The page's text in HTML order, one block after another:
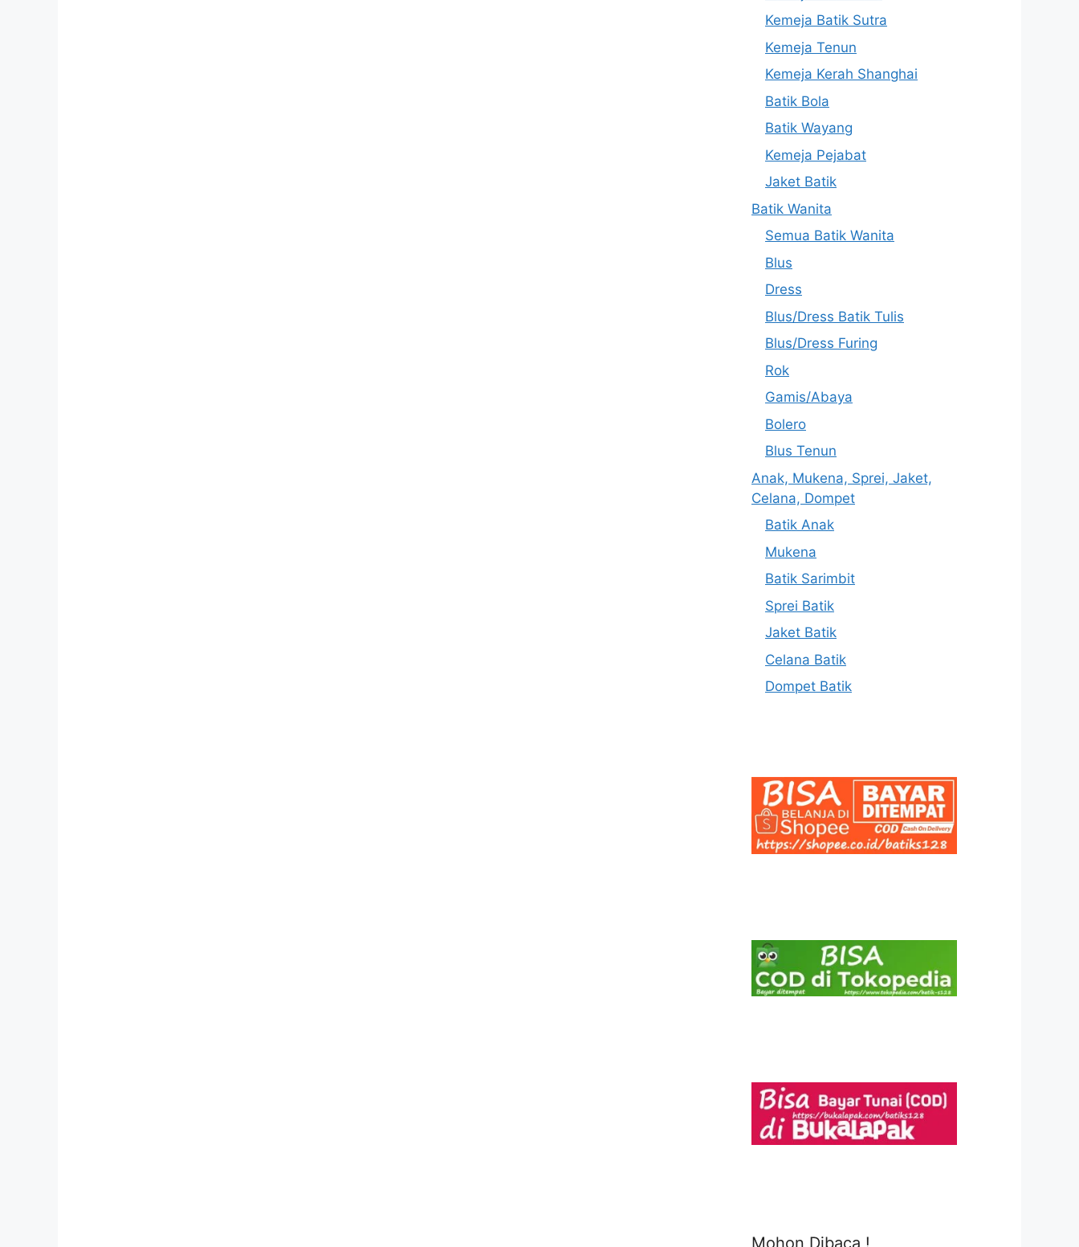
Kemeja Batik Sutra
Kemeja Tenun
Kemeja Kerah Shanghai
Batik Bola
Batik Wayang
Kemeja Pejabat
Jaket Batik
Batik Wanita
Semua Batik Wanita
Blus
Dress
Blus/Dress Batik Tulis
Blus/Dress Furing
Rok
Gamis/Abaya
Bolero
Blus Tenun
Anak, Mukena, Sprei, Jaket,
Celana, Dompet
Batik Anak
Mukena
Batik Sarimbit
Sprei Batik
Jaket Batik
Celana Batik
Dompet Batik
Mohon Dibaca !